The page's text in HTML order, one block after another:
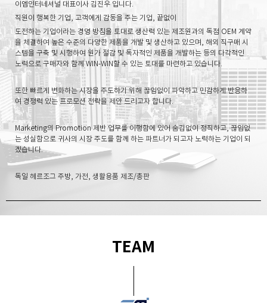
이엠인터네셔널 대표이사 김진우 입니다.
직원이 행복한 기업, 고객에게 감동을 주는 기업, 끝없이
도전하는 기업이라는 경영 방침을 토대로 생산력 있는 제 조원과의 독점 OEM 계약
을 체결하여 높은 수준의 다양한 제품을 개발 및 생산하고 있으며, 해외 직구매 시
스템을 구축 및 시행하여 원가 절감 및 독자적인 제품을 개발하는 등의 다각적인
노력으로 구매자와 함께 WIN-WIN할 수 있는 토대를 마련하고 있습니다.
또한 빠르게 변화하는 시장을 주도하기 위해 끊임없이 파악하고 민감하게 반응하
여경쟁력 있는 프로모션 전략을제안 드리고자 합니다.
Marketing의 Promotion 제반 업무를 이행함에 있어 숨김없이 정직하고, 끊임없
는 성실함으로귀사의 시장 주도를 함께 하는 파트너가 되고자 노력하는 기업이 되
겠습니다.
독일 헤르조그 주방, 가전, 생활용품 제조/총판
TEAM